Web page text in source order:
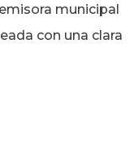
municipal
con una clara